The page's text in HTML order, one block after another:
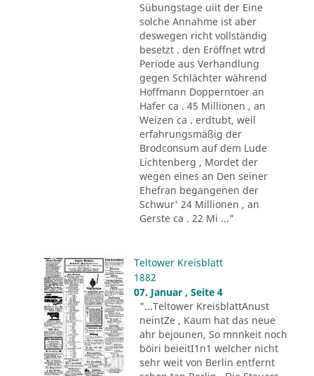
Sübungstage uiit der Eine
solche Annahme ist aber
deswegen richt vollständig
besetzt . den Eröffnet wtrd
Periode aus Verhandlung
gegen Schlächter während
Hoffmann Dopperntoer an
Hafer ca . 45 Millionen , an
Weizen ca . erdtubt, weil
erfahrungsmäßig der
Brodconsum auf dem Lude
Lichtenberg , Mordet der
wegen eines an Den seiner
Ehefran begangenen der
Schwur' 24 Millionen , an
Gerste ca . 22 Mi ..."
Teltower Kreisblatt
1882
07. Januar , Seite 4
"...Teltower KreisblattAnust
neintZe , Kaum hat das neue
ahr bejounen, So mnnkeit noch
böiri beieitI1n1 welcher nicht
sehr weit von Berlin entfernt